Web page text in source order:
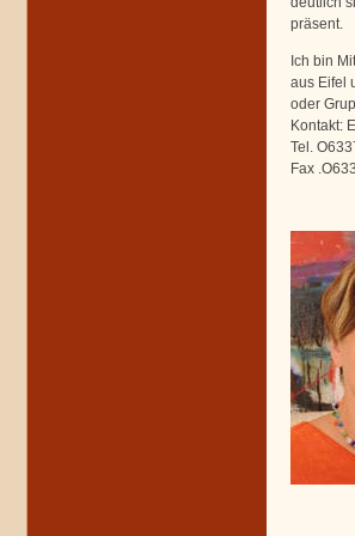
präsent.
Ich bin
aus Eifel
oder
Kontakt:
Tel.
Fax